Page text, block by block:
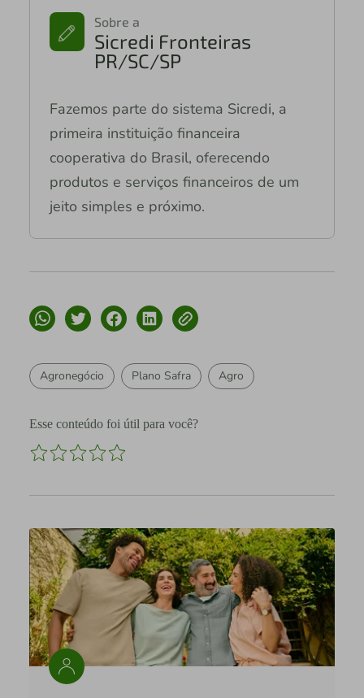
Sobre a
Sicredi Fronteiras
PR/SC/SP
Fazemos parte do sistema Sicredi, a
primeira instituição financeira
cooperativa do Brasil, oferecendo
produtos e serviços financeiros de um
jeito simples e próximo.
Agronegócio Plano Safra Agro
Esse conteúdo foi útil para você?